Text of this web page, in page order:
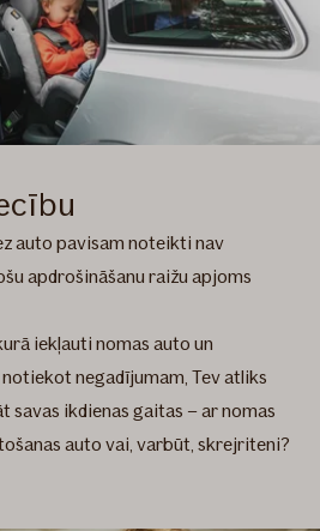
auto pavisam noteikti nav
apdrošināšanu raižu apjoms
iekļauti nomas auto un
negadījumam, Tev atliks
savas ikdienas gaitas – ar nomas
auto vai, varbūt, skrejriteni?